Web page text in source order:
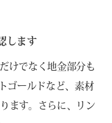
します
けでなく地金部分も
ゴールドなど、素材
ます。さらに、リン